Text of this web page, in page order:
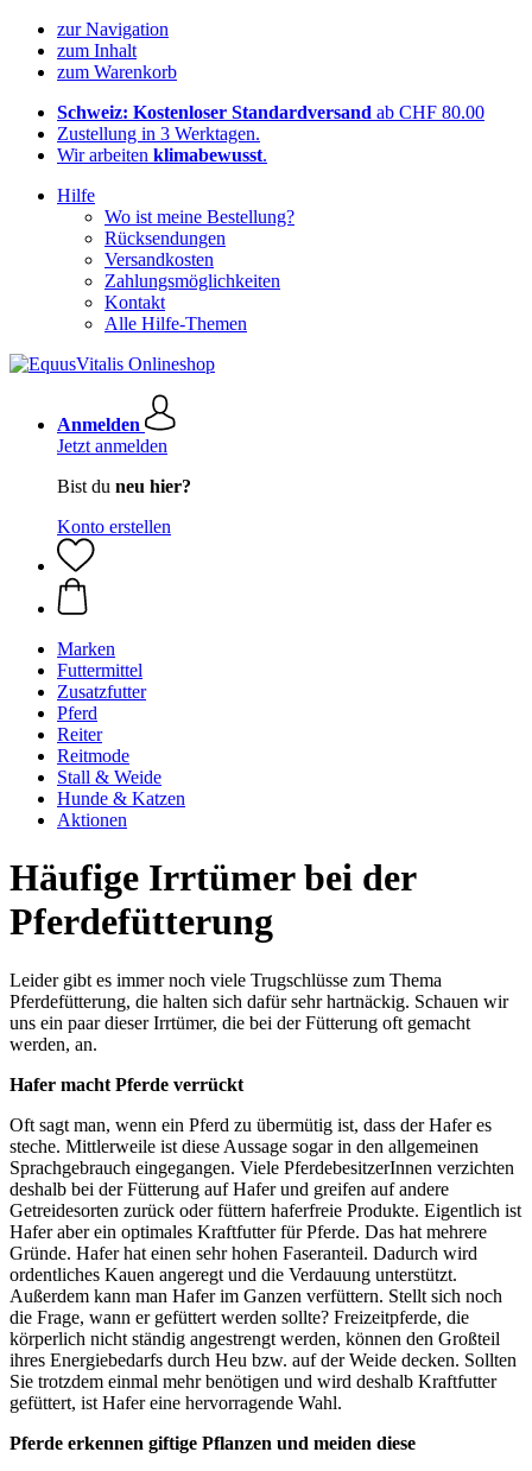
zur Navigation
zum Inhalt
zum Warenkorb
Schweiz: Kostenloser Standardversand ab CHF 80.00
Zustellung in 3 Werktagen.
Wir arbeiten klimabewusst.
Hilfe
Wo ist meine Bestellung?
Rücksendungen
Versandkosten
Zahlungsmöglichkeiten
Kontakt
Alle Hilfe-Themen
Anmelden
Jetzt anmelden
Bist du neu hier?
Konto erstellen
Marken
Futtermittel
Zusatzfutter
Pferd
Reiter
Reitmode
Stall & Weide
Hunde & Katzen
Aktionen
Häufige Irrtümer bei der
Pferdefütterung
Leider gibt es immer noch viele Trugschlüsse zum Thema
Pferdefütterung, die halten sich dafür sehr hartnäckig. Schauen wir
uns ein paar dieser Irrtümer, die bei der Fütterung oft gemacht
werden, an.
Hafer macht Pferde verrückt
Oft sagt man, wenn ein Pferd zu übermütig ist, dass der Hafer es
steche. Mittlerweile ist diese Aussage sogar in den allgemeinen
Sprachgebrauch eingegangen. Viele PferdebesitzerInnen verzichten
deshalb bei der Fütterung auf Hafer und greifen auf andere
Getreidesorten zurück oder füttern haferfreie Produkte. Eigentlich ist
Hafer aber ein optimales Kraftfutter für Pferde. Das hat mehrere
Gründe. Hafer hat einen sehr hohen Faseranteil. Dadurch wird
ordentliches Kauen angeregt und die Verdauung unterstützt.
Außerdem kann man Hafer im Ganzen verfüttern. Stellt sich noch
die Frage, wann er gefüttert werden sollte? Freizeitpferde, die
körperlich nicht ständig angestrengt werden, können den Großteil
ihres Energiebedarfs durch Heu bzw. auf der Weide decken. Sollten
Sie trotzdem einmal mehr benötigen und wird deshalb Kraftfutter
gefüttert, ist Hafer eine hervorragende Wahl.
Pferde erkennen giftige Pflanzen und meiden diese